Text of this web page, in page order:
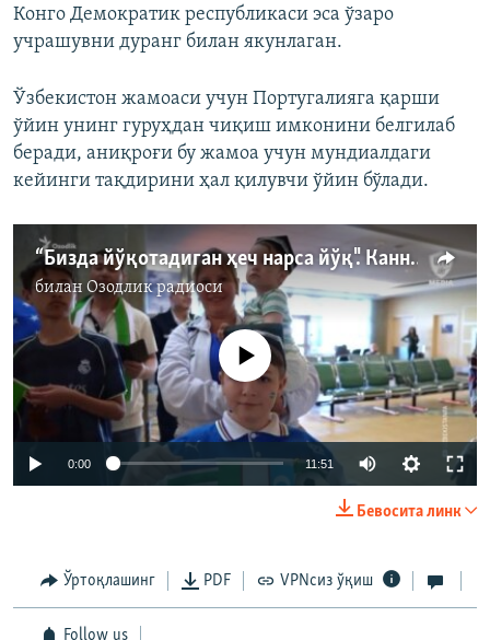
Конго Демократик республикаси эса ўзаро
учрашувни дуранг билан якунлаган.
Ўзбекистон жамоаси учун Португалияга қарши
ўйин унинг гуруҳдан чиқиш имконини белгилаб
беради, аниқроғи бу жамоа учун мундиалдаги
кейинги тақдирини ҳал қилувчи ўйин бўлади.
“Бизда йўқотадиган ҳеч нарса йўқ". Каннаваро
билан Озодлик радиоси
240p 360p 480p
Айни дамда медиа-манба мавжуд эмас
0:00 11:51
480p
720p
Бевосита линк
Ўртоқлашинг PDF VPNсиз ўқиш
Follow us